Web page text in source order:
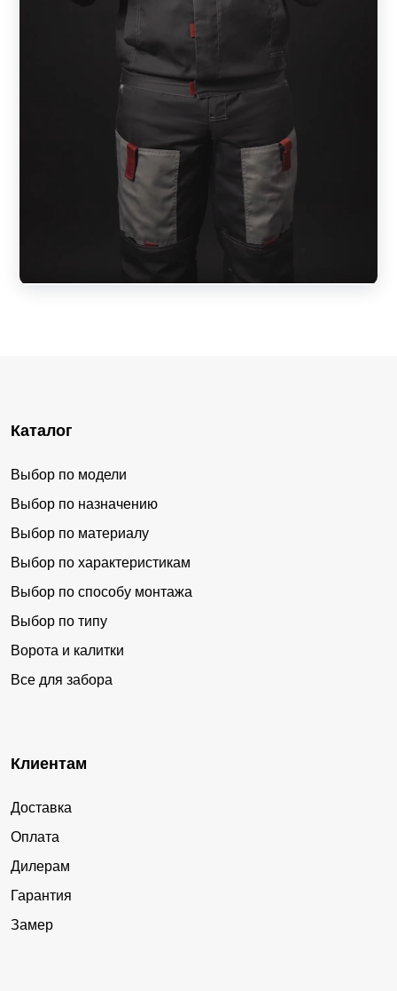
Каталог
Выбор по модели
Выбор по назначению
Выбор по материалу
Выбор по характеристикам
Выбор по способу монтажа
Выбор по типу
Ворота и калитки
Все для забора
Клиентам
Доставка
Оплата
Дилерам
Гарантия
Замер